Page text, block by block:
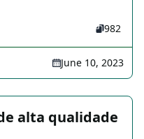
982
June 10, 2023
alta qualidade